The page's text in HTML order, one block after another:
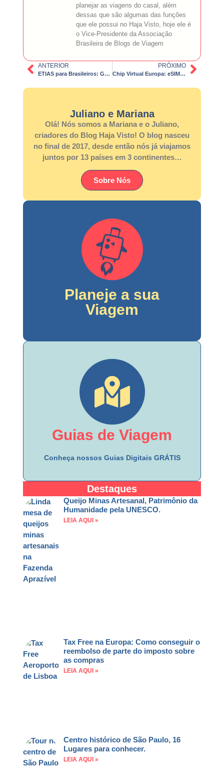
planejar as viagens do casal, além
dessas que são algumas das funções
que ele possui no Haja Visto, hoje ele é
o Vice-Presidente da Associação
Brasileira de Blogs de Viagem
ANTERIOR
ETIAS para Brasileiros: Guia Completo 2026
PRÓXIMO
Chip Virtual Europa: eSIM Regional ou Local? Como escolher o melhor para sua viagem em 2026.
Juliano e Mariana
Olá! Nós somos a Mariana e o Juliano,
criadores do Blog Haja Visto! O blog nasceu
no final de 2017, desde então nós já viajamos
juntos por 13 países em 3 continentes…
Sobre Nós
Planeje a sua
Viagem
Vantagens e
Descontos
Parcerias vantajosas para você, aproveite!
Explore
Guias de Viagem
Conheça nossos Guias Digitais GRÁTIS
Baixe Grátis
Explore os Guias de Viagem do Haja Visto
Destaques
Queijo Minas Artesanal, Patrimônio da
Humanidade pela UNESCO.
LEIA AQUI »
Tax Free na Europa: Como conseguir o
reembolso de parte do imposto sobre
as compras
LEIA AQUI »
Centro histórico de São Paulo, 16
Lugares para conhecer.
LEIA AQUI »